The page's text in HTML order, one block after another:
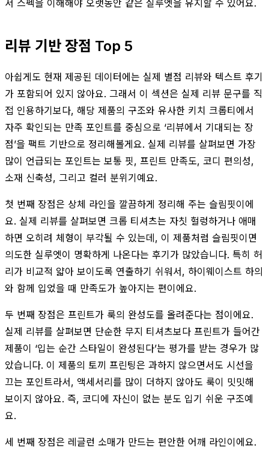
서 스펙을 이해해야 오랫동안 같은 실루엣을 유지할 수 있어요.
리뷰 기반 장점 Top 5
아쉽게도 현재 제공된 데이터에는 실제 별점 리뷰와 텍스트 후기
가 포함되어 있지 않아요. 그래서 이 섹션은 실제 리뷰 문구를 직
접 인용하기보다, 해당 제품의 구조와 유사한 키치 크롭티에서
자주 확인되는 만족 포인트를 중심으로 ‘리뷰에서 기대되는 장
점’을 팩트 기반으로 정리해볼게요. 실제 리뷰를 살펴보면 가장
많이 언급되는 포인트는 보통 핏, 프린트 만족도, 코디 편의성,
소재 신축성, 그리고 컬러 분위기예요.
첫 번째 장점은 상체 라인을 깔끔하게 정리해 주는 슬림핏이에
요. 실제 리뷰를 살펴보면 크롭 티셔츠는 자칫 헐렁하거나 애매
하면 오히려 체형이 부각될 수 있는데, 이 제품처럼 슬림핏이면
의도한 실루엣이 명확하게 나온다는 후기가 많았습니다. 특히 허
리가 비교적 얇아 보이도록 연출하기 쉬워서, 하이웨이스트 하의
와 함께 입었을 때 만족도가 높아지는 편이에요.
두 번째 장점은 프린트가 룩의 완성도를 올려준다는 점이에요.
실제 리뷰를 살펴보면 단순한 무지 티셔츠보다 프린트가 들어간
제품이 ‘입는 순간 스타일이 완성된다’는 평가를 받는 경우가 많
았습니다. 이 제품의 토끼 프린팅은 과하지 않으면서도 시선을
끄는 포인트라서, 액세서리를 많이 더하지 않아도 룩이 밋밋해
보이지 않아요. 즉, 코디에 자신이 없는 분도 입기 쉬운 구조예
요.
세 번째 장점은 레글런 소매가 만드는 편안한 어깨 라인이에요.